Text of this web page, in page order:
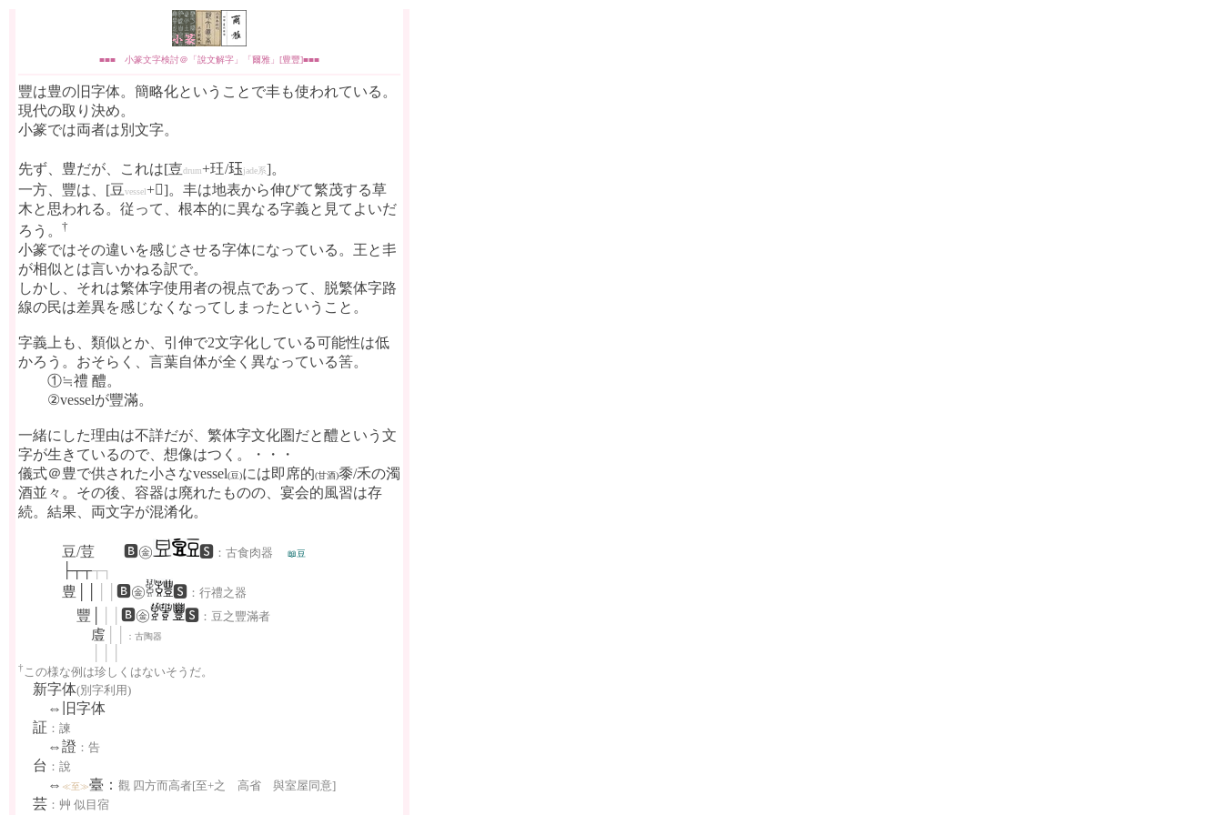
■■■ 小篆文字検討＠「說文解字」「爾雅」[豊豐]■■■
豐は豊の旧字体。簡略化ということで丰も使われている。
現代の取り決め。
小篆では両者は別文字。
先ず、豊だが、これは[壴drum+玨/𤤴jade系]。
一方、豐は、[豆vessel+𠁳]。丰は地表から伸びて繁茂する草
木と思われる。従って、根本的に異なる字義と見てよいだ
ろう。 †
小篆ではその違いを感じさせる字体になっている。王と丯
が相似とは言いかねる訳で。
しかし、それは繁体字使用者の視点であって、脱繁体字路
線の民は差異を感じなくなってしまったということ。
字義上も、類似とか、引伸で2文字化している可能性は低
かろう。おそらく、言葉自体が全く異なっている筈。
①≒禮 醴。
②vesselが豐滿。
一緒にした理由は不詳だが、繁体字文化圏だと醴という文
字が生きているので、想像はつく。・・・
儀式＠豊で供された小さなvessel(豆)には即席的(甘酒)黍/禾の濁
酒並々。その後、容器は廃れたものの、宴会的風習は存
続。結果、両文字が混淆化。
豆/荳 🅱㊎ 🆂 ：古食肉器 📖豆
├┬┬┬┐
豊││
🅱㊎ 🆂 ：行禮之器
豐│ 🅱㊎ 🆂 ：豆之豐滿者
䖒 ：古陶器
† この様な例は珍しくはないそうだ。
新字体(別字利用)
⇔旧字体
証 ：諫
⇔證 ：告
台 ：說
⇔ ≪至≫臺： 觀 四方而高者[至+之 高省 與室屋同意]
芸 ：艸 似目宿